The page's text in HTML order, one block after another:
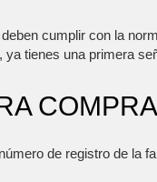
cumplir con la
ya tienes una primera
de registro de la